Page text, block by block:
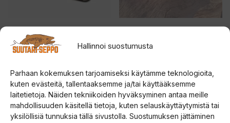
Hallinnoi suostumusta
Parhaan kokemuksen tarjoamiseksi käytämme teknologioita,
kuten evästeitä, tallentaaksemme ja/tai käyttääksemme
laitetietoja. Näiden tekniikoiden hyväksyminen antaa meille
mahdollisuuden käsitellä tietoja, kuten selauskäyttäytymistä tai
yksilöllisiä tunnuksia tällä sivustolla. Suostumuksen jättäminen
Rapala UR Evo Steel
Spare Blades kairan
teräpalat
5.00
5:stä
32,00 € – 35,00
Hintaluokka:
32,00 €
-
35,00 €
Valitse vaihtoehdoista
tuotteen
sivulla.
KOPPIAINEN
5:stä
14,00€
Valitse vaihtoehdoista
valinnat
sivulla.